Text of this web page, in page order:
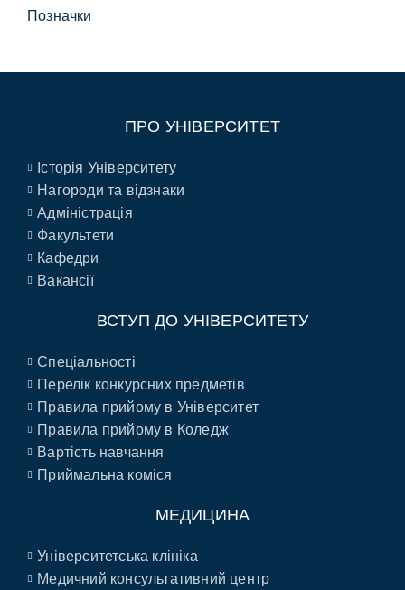
Позначки
ПРО УНІВЕРСИТЕТ
Історія Університету
Нагороди та відзнаки
Адміністрація
Факультети
Кафедри
Вакансії
ВСТУП ДО УНІВЕРСИТЕТУ
Спеціальності
Перелік конкурсних предметів
Правила прийому в Університет
Правила прийому в Коледж
Вартість навчання
Приймальна коміся
МЕДИЦИНА
Університетська клініка
Медичний консультативний центр